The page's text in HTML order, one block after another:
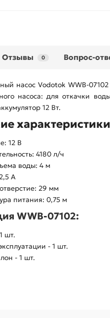
Отзывы 0 Вопрос-
насос Vodotok WWB-
насоса: для откачки
12 Вт.
12 В
4180 л/ч
воды: 4 м
А
29 мм
питания: 0,75 м
WWB-07102:
шт.
- 1 шт.
- 1 шт.